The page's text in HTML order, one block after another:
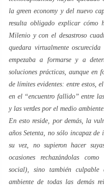
lagreen economyy del nuevo
resulta obligado explicar
Milenio y con el desastroso
quedara virtualmente
empezaba a formarse y a
soluciones prácticas, aunque en
de límites evidentes: entre estos,
en el “encuentro fallido” entre
y las verdes por el medio ambiente.
En esto reside, por demás, la
añosSetenta , no sólo incapaz
su vez, no supieron hacer
ocasiones rechazándolas
social), sino también
ambiente de todas las demás